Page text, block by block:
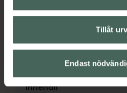
Tillåt
Endast
Mjäll och torr
Omdömen
Innehåll